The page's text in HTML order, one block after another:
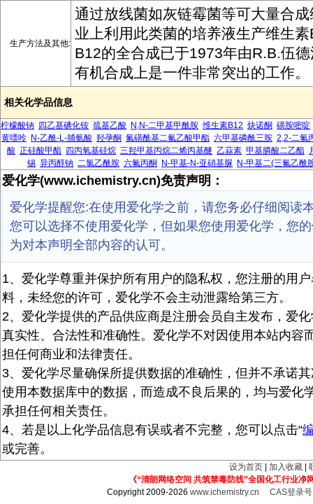
生产方法及其他:
通过放线菌如灰链霉菌等可大量合
业上利用此类菌的培养液生产维生
B12的全合成已于1973年由R.B.伍
有机合成上是一件非常突出的工作。
相关化学品信息
柠檬酸钠 四乙基碘化铵 巯基乙酸 N,N-二甲基甲酰胺 维生素B12 炔诺酮 磺胺嘧啶
黄嘌呤 N-乙酰-L-脯氨酸 羟孕酮 氟磺酰基二氟乙酸甲酯 六甲基磷酰三胺 2,2-二氟
酸 正硅酸甲酯 四丙氧基硅烷 三羟甲基丙烷二烯丙基醚 乙蒜素 甲基膦酸二乙酯
锡 异丙醇钠 二氯乙酰胺 六氟丙酮 N-甲基-N-亚硝基脲 N-甲基二(三氟乙酰
爱化学(www.ichemistry.cn)免责声明：
爱化学提醒您:在使用爱化学之前，请您务必仔细阅读
您可以选择不使用爱化学，但如果您使用爱化学，您
为对本声明全部内容的认可。
1、爱化学尊重并保护所有用户的隐私权，您注册的用
料，未经您的许可，爱化学不会主动泄露给第三方。
2、爱化学提供的产品供应商是注册会员自主发布，爱
真实性、合法性和准确性。爱化学不对因使用本站内容
担任何商业和法律责任。
3、爱化学尽量确保所提供数据的准确性，但并不承诺
使用本数据库中的数据，而造成不良后果的，均与爱化
承担任何相关责任。
4、若是以上化学品信息有误或者不完整，您可以点击“
或完善。
设为首页 加入收藏
《“清朗网络空间 共筑禁毒防线”全国化工行业净
Copyright 2009-2026www.ichemistry.cn CAS登录